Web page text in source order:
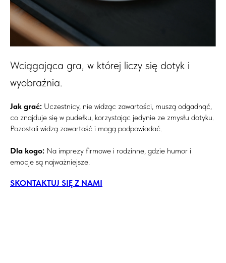
Wciągająca gra, w której liczy się dotyk i
wyobraźnia.
Jak grać: Uczestnicy, nie widząc zawartości, muszą odgadnąć,
co znajduje się w pudełku, korzystając jedynie ze zmysłu dotyku.
Pozostali widzą zawartość i mogą podpowiadać.
Dla kogo: Na imprezy firmowe i rodzinne, gdzie humor i
emocje są najważniejsze.
SKONTAKTUJ SIĘ Z NAMI